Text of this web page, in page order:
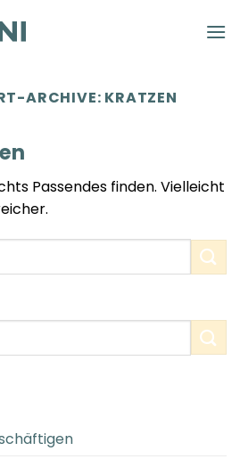
ARCHIVE: KRATZEN
Passendes finden. Vielleicht